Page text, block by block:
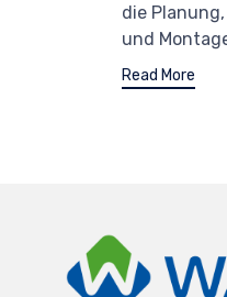
die
und
Read More